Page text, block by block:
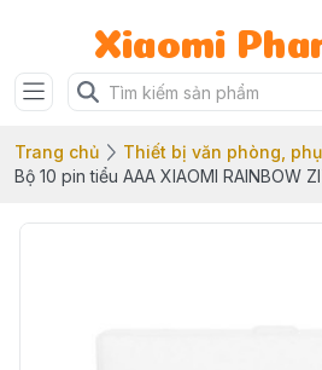
Xiaomi
Trang chủ
Thiết bị văn phòng,
Bộ 10 pin tiểu AAA XIAOMI RAINBOW